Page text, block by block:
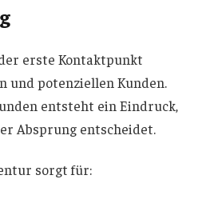
erste Kontaktpunkt
und potenziellen Kunden.
entsteht ein Eindruck,
Absprung entscheidet.
sorgt für: